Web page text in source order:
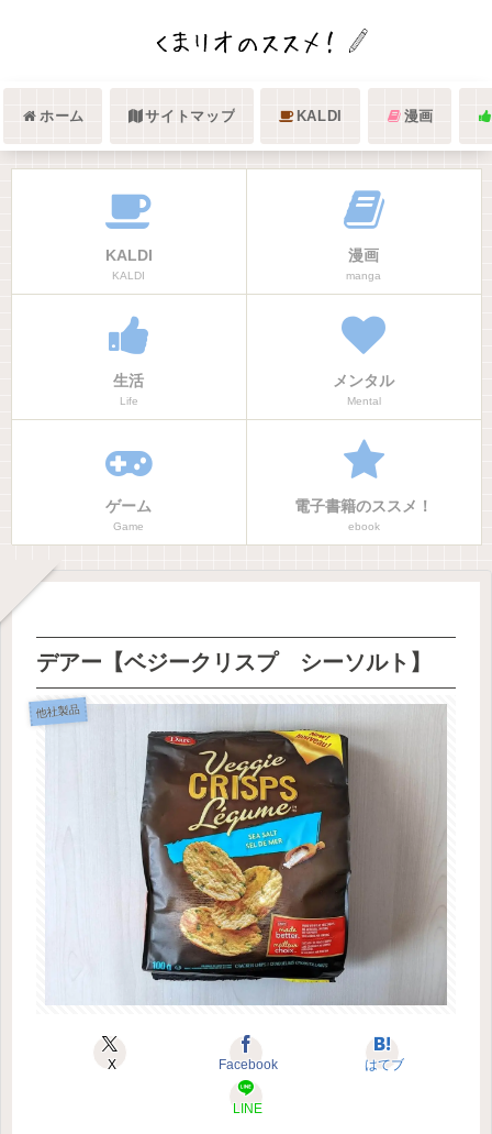
ホーム サイトマップ KALDI 漫画
KALDI
KALDI
漫画
manga
生活
Life
メンタル
Mental
ゲーム
Game
電子書籍のススメ！
ebook
デアー【ベジークリスプ シーソルト】
他社製品
X Facebook はてブ
LINE